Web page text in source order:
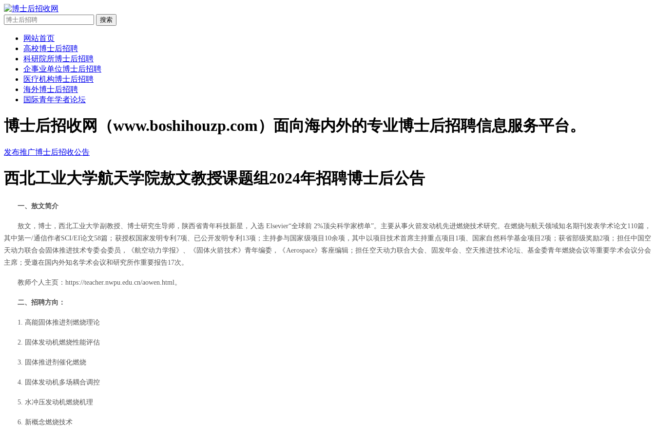
搜索
网站首页
高校博士后招聘
科研院所博士后招聘
企事业单位博士后招聘
医疗机构博士后招聘
海外博士后招聘
国际青年学者论坛
博士后招收网（www.boshihouzp.com）面向海内外的专业博士后招聘信息服务平台。
发布推广博士后招收公告
西北工业大学航天学院敖文教授课题组2024年招聘博士后公告
一、敖文简介
敖文，博士，西北工业大学副教授、博士研究生导师，陕西省青年科技新星，入选 Elsevier“全球前 2%顶尖科学家榜单”。主要从事火箭发动机先进燃烧技术研究。在燃烧与航天领域知名期刊发表学术论文110篇，
其中第一/通信作者SCI/EI论文58篇；获授权国家发明专利7项、已公开发明专利13项；主持参与国家级项目10余项，其中以项目技术首席主持重点项目1项、国家自然科学基金项目2项；获省部级奖励2项；担任中国空
天动力联合会固体推进技术专委会委员，《航空动力学报》、《固体火箭技术》青年编委，《Aerospace》客座编辑；担任空天动力联合大会、固发年会、空天推进技术论坛、基金委青年燃烧会议等重要学术会议分会
主席；受邀在国内外知名学术会议和研究所作重要报告17次。
教师个人主页：https://teacher.nwpu.edu.cn/aowen.html。
二、招聘方向：
1. 高能固体推进剂燃烧理论
2. 固体发动机燃烧性能评估
3. 固体推进剂催化燃烧
4. 固体发动机多场耦合调控
5. 水冲压发动机燃烧机理
6. 新概念燃烧技术